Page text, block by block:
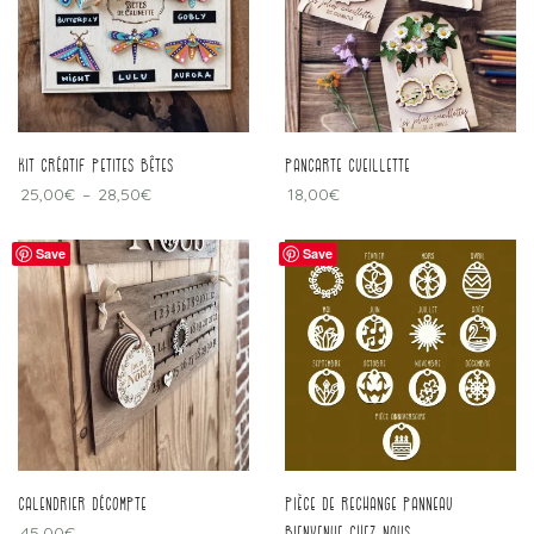
kit créatif petites bêtes
25,00€ – 28,50€
pancarte cueillette
18,00€
Save
calendrier décompte
Save
Pièce de rechange panneau